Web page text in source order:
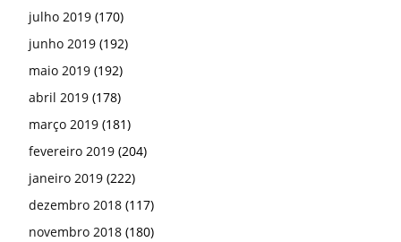
julho 2019 (170)
junho 2019 (192)
maio 2019 (192)
abril 2019 (178)
março 2019 (181)
fevereiro 2019 (204)
janeiro 2019 (222)
dezembro 2018 (117)
novembro 2018 (180)